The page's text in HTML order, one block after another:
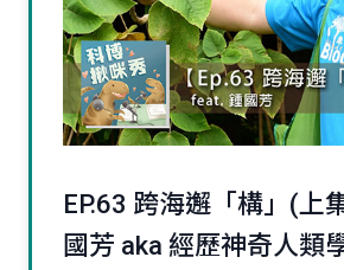
EP.63 跨海邂「構」(上
國芳 aka 經歷神奇人類